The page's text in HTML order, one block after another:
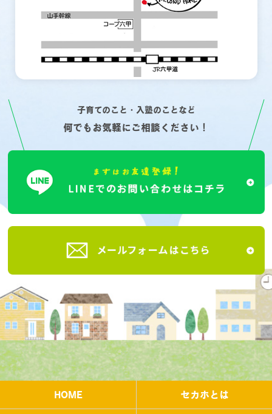
子育てのこと・入塾のことなど
何でもお気軽にご相談ください！
HOME セカホとは